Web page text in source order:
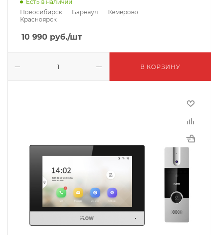
Есть в наличии
Новосибирск
Барнаул
Кемерово
Красноярск
10 990 руб./шт
В КОРЗИНУ